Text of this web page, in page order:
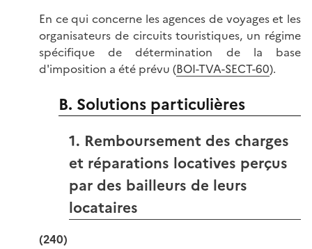
En ce qui concerne les agences de voyages et les
organisateurs de circuits touristiques, un régime
spécifique de détermination de la base
d'imposition a été prévu (BOI-TVA-SECT-60).
B. Solutions particulières
1. Remboursement des charges
et réparations locatives perçus
par des bailleurs de leurs
locataires
(240)